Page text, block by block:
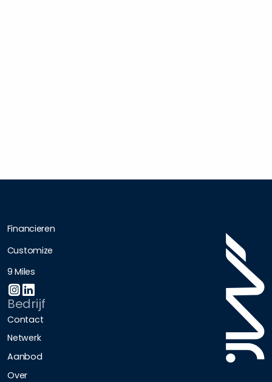
Financieren
Customize
9 Miles
Bedrijf
Contact
Netwerk
Aanbod
Over